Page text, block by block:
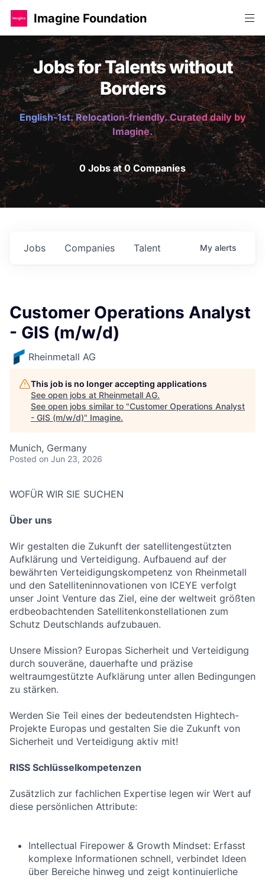
Imagine Foundation
Jobs for Talents without
Borders
English-1st. Relocation-friendly. Curated daily by
Imagine.
0 Jobs at 0 Companies
Jobs Companies Talent My alerts
Customer Operations Analyst
- GIS (m/w/d)
Rheinmetall AG
This job is no longer accepting applications
See open jobs at Rheinmetall AG.
See open jobs similar to "Customer Operations Analyst
- GIS (m/w/d)" Imagine.
Munich, Germany
Posted on Jun 23, 2026
WOFÜR WIR SIE SUCHEN
Über uns
Wir gestalten die Zukunft der satellitengestützten
Aufklärung und Verteidigung. Aufbauend auf der
bewährten Verteidigungskompetenz von Rheinmetall
und den Satelliteninnovationen von ICEYE verfolgt
unser Joint Venture das Ziel, eine der weltweit größten
erdbeobachtenden Satellitenkonstellationen zum
Schutz Deutschlands aufzubauen.
Unsere Mission? Europas Sicherheit und Verteidigung
durch souveräne, dauerhafte und präzise
weltraumgestützte Aufklärung unter allen Bedingungen
zu stärken.
Werden Sie Teil eines der bedeutendsten Hightech-
Projekte Europas und gestalten Sie die Zukunft von
Sicherheit und Verteidigung aktiv mit!
RISS Schlüsselkompetenzen
Zusätzlich zur fachlichen Expertise legen wir Wert auf
diese persönlichen Attribute:
Intellectual Firepower & Growth Mindset: Erfasst
komplexe Informationen schnell, verbindet Ideen
über Bereiche hinweg und zeigt kontinuierliche